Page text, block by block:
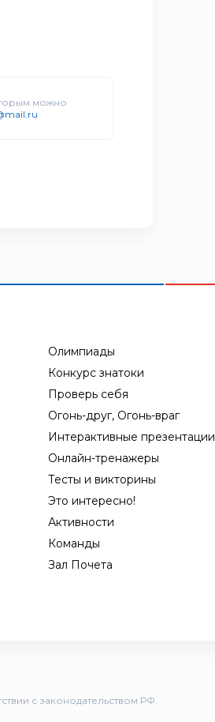
можно
Олимпиады
Конкурс знатоки
Проверь себя
Огонь-друг, Огонь-враг
Интерактивные презентации
Онлайн-тренажеры
Тесты и викторины
Это интересно!
Активности
Команды
Зал Почета
с законодательством РФ.